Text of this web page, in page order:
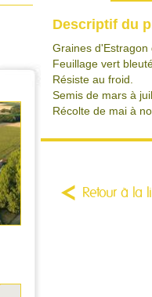
Descriptif du
Graines d'Estragon
Feuillage vert
Résiste au froid.
Semis de mars à
Récolte de mai à
Retour à la